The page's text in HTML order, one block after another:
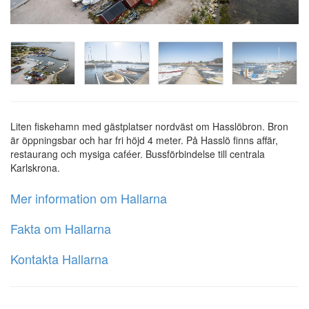
Liten fiskehamn med gästplatser nordväst om Hasslöbron. Bron
är öppningsbar och har fri höjd 4 meter. På Hasslö finns affär,
restaurang och mysiga caféer. Bussförbindelse till centrala
Karlskrona.
Mer information om Hallarna
Fakta om Hallarna
Kontakta Hallarna